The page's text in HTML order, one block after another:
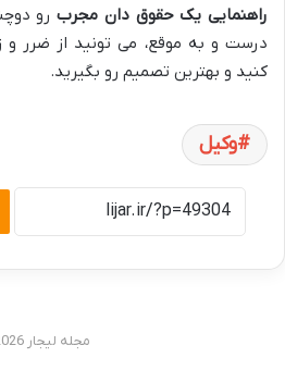
راهنمایی یک حقوق دان مجربرو
درست و به موقع، می تونید از ضرر و
کنید و بهترین تصمیم رو بگیرید.
وکیل
مجله لیجار 2026